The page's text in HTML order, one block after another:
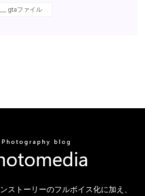
gtaファイル
ストーリーのフルボイス化に加え、